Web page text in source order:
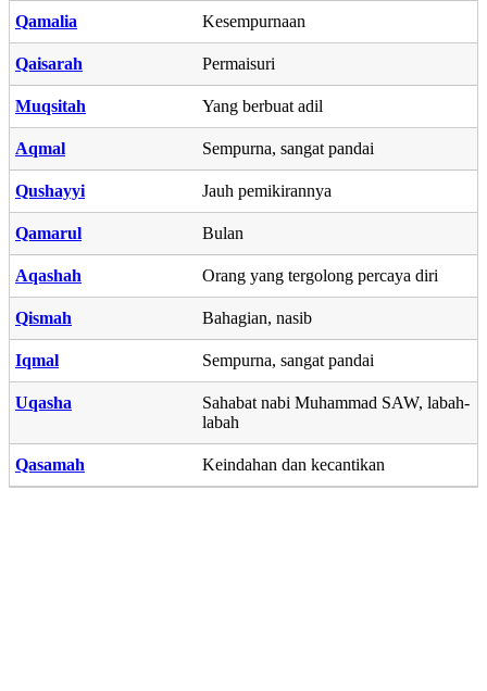
Qamalia Kesempurnaan
Qaisarah Permaisuri
Muqsitah Yang berbuat adil
Aqmal Sempurna, sangat pandai
Qushayyi Jauh pemikirannya
Qamarul Bulan
Aqashah Orang yang tergolong percaya diri
Qismah Bahagian, nasib
Iqmal Sempurna, sangat pandai
Uqasha
Sahabat nabi Muhammad SAW, labah-
labah
Qasamah Keindahan dan kecantikan